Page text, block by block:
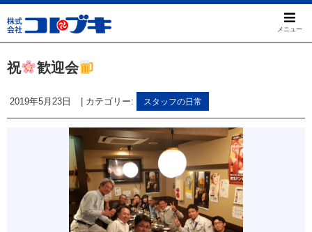
メニュー
祝 歓迎会
2019年5月23日 カテゴリー: スタッフの日常